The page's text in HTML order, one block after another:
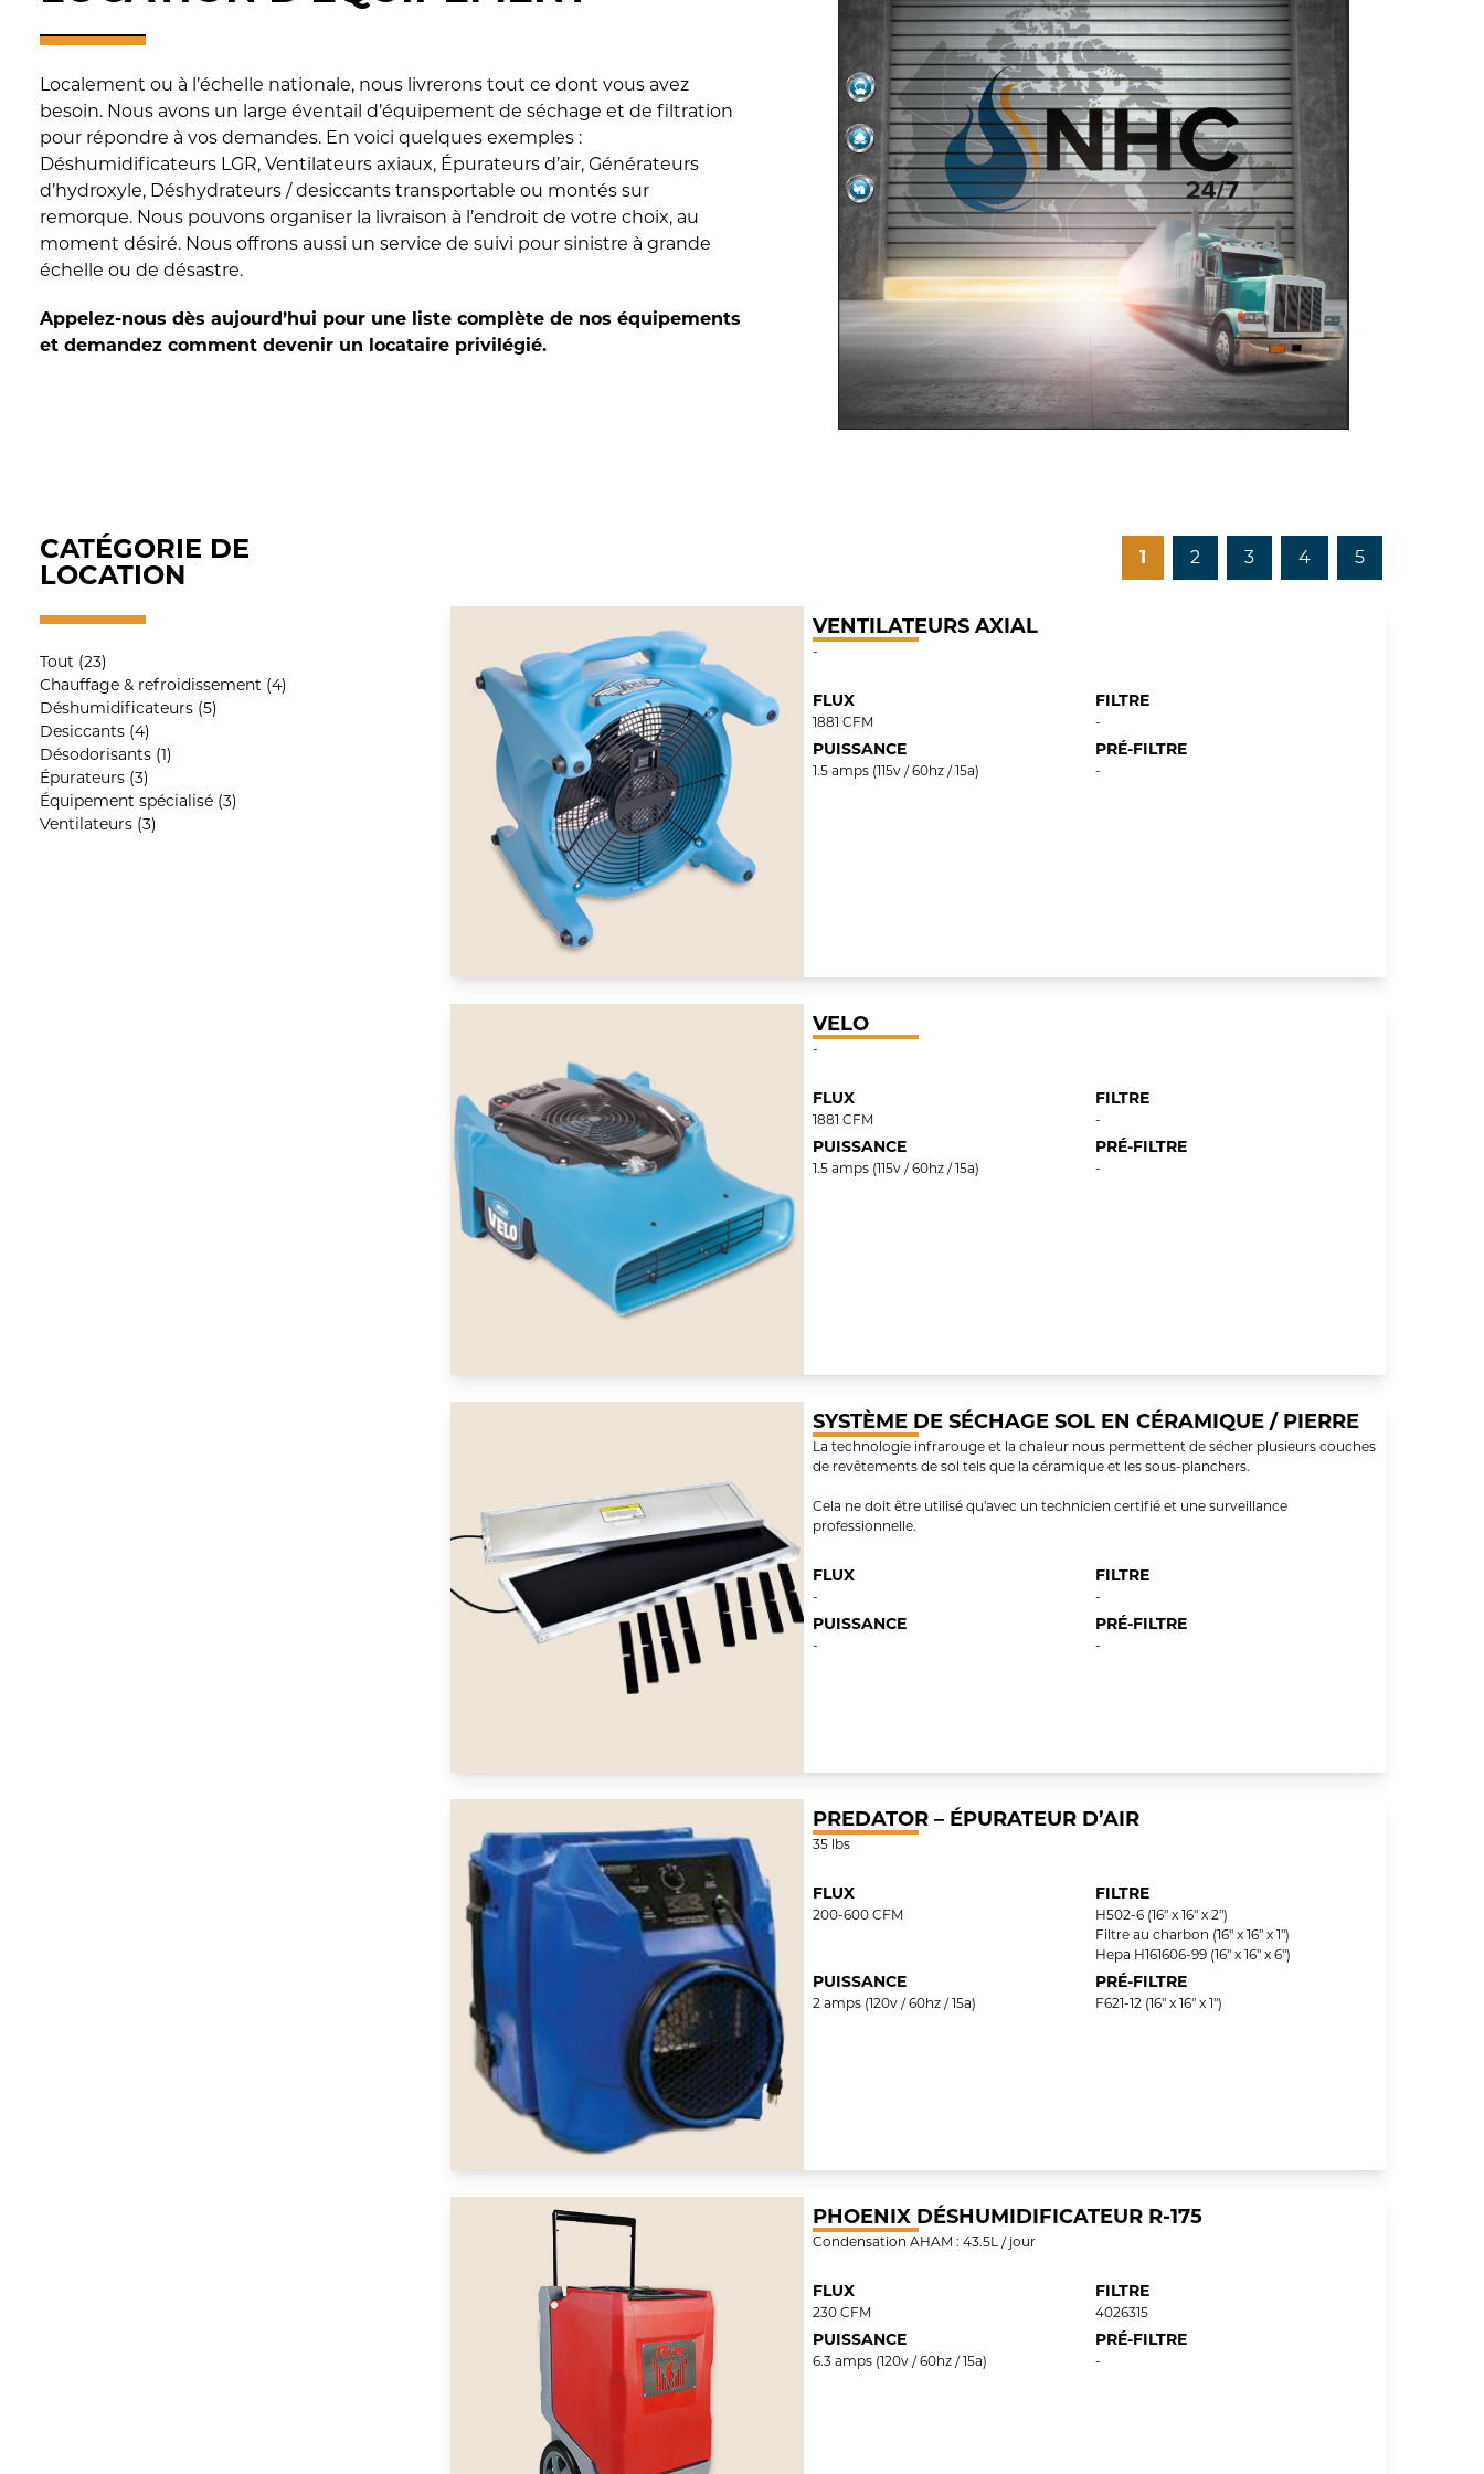
Localement ou à l’échelle nationale, nous livrerons tout ce dont vous avez
besoin. Nous avons un large éventail d’équipement de séchage et de filtration
pour répondre à vos demandes. En voici quelques exemples :
Déshumidificateurs LGR, Ventilateurs axiaux, Épurateurs d’air, Générateurs
d’hydroxyle, Déshydrateurs / desiccants transportable ou montés sur
remorque. Nous pouvons organiser la livraison à l’endroit de votre choix, au
moment désiré. Nous offrons aussi un service de suivi pour sinistre à grande
échelle ou de désastre.
Appelez-nous dès aujourd’hui pour une liste complète de nos équipements
et demandez comment devenir un locataire privilégié.
CATÉGORIE DE
LOCATION
Ventilateurs (3)
Équipement spécialisé (3)
Épurateurs (3)
Désodorisants (1)
Desiccants (4)
Déshumidificateurs (5)
Chauffage & refroidissement (4)
Tout (23)
1 2 3 4 5
VENTILATEURS AXIAL
-
FLUX
1881 CFM
FILTRE
-
PUISSANCE
1.5 amps (115v / 60hz / 15a)
PRÉ-FILTRE
-
VELO
-
FLUX
1881 CFM
FILTRE
-
PUISSANCE
1.5 amps (115v / 60hz / 15a)
PRÉ-FILTRE
-
SYSTÈME DE SÉCHAGE SOL EN CÉRAMIQUE / PIERRE
La technologie infrarouge et la chaleur nous permettent de sécher plusieurs couches
de revêtements de sol tels que la céramique et les sous-planchers.
Cela ne doit être utilisé qu'avec un technicien certifié et une surveillance
professionnelle.
FLUX
-
FILTRE
-
PUISSANCE
-
PRÉ-FILTRE
-
PREDATOR – ÉPURATEUR D’AIR
35 lbs
FLUX
200-600 CFM
FILTRE
H502-6 (16" x 16" x 2")
Filtre au charbon (16" x 16" x 1")
Hepa H161606-99 (16" x 16" x 6")
PUISSANCE
2 amps (120v / 60hz / 15a)
PRÉ-FILTRE
F621-12 (16" x 16" x 1")
PHOENIX DÉSHUMIDIFICATEUR R-175
Condensation AHAM : 43.5L / jour
FLUX
230 CFM
FILTRE
4026315
PUISSANCE
6.3 amps (120v / 60hz / 15a)
PRÉ-FILTRE
-